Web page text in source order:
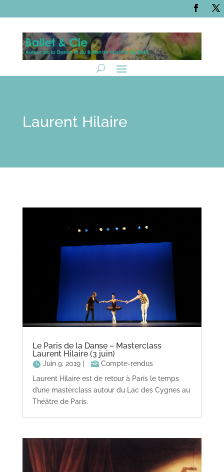
Laurent Hilaire
Le Paris de la Danse – Masterclass
Laurent Hilaire (3 juin)
Juin 9, 2019|
Compte-rendus
Laurent Hilaire est de retour à Paris le temps
d’une masterclass autour du Lac des Cygnes au
Théâtre de Paris.